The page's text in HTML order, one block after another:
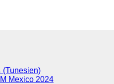
مضمون من دفاتر الحالة المدنية الولادات (Tunesien)
Mexico 2024